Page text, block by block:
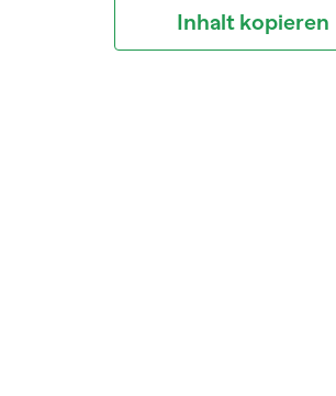
Inhalt kopieren